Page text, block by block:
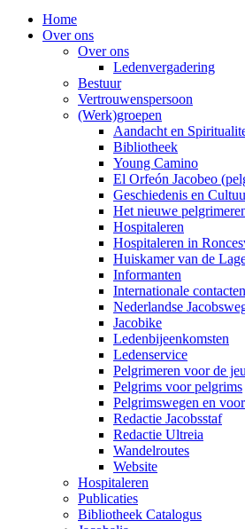
Home
Over ons
Over ons
Ledenvergadering
Bestuur
Vertrouwenspersoon
(Werk)groepen
Aandacht en
Bibliotheek
Young Camino
El Orfeón Jacobeo
Geschiedenis en
Het nieuwe
Hospitaleren
Hospitaleren in
Huiskamer van de
Informanten
Internationale contacten
Nederlandse
Jacobike
Ledenbijeenkomsten
Ledenservice
Pelgrimeren voor de
Pelgrims voor pelgrims
Pelgrimswegen en
Redactie Jacobsstaf
Redactie Ultreia
Wandelroutes
Website
Hospitaleren
Publicaties
Bibliotheek Catalogus